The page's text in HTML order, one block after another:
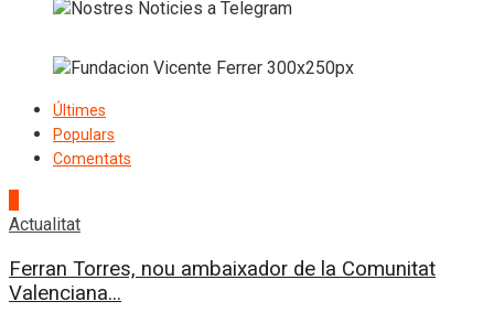
Últimes
Populars
Comentats
Actualitat
Ferran Torres, nou ambaixador de la Comunitat
Valenciana...